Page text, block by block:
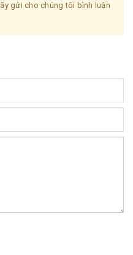
gửi cho chúng tôi bình luận